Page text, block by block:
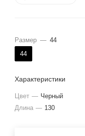
Размер — 44
44
Характеристики
Цвет — Черный
Длина — 130